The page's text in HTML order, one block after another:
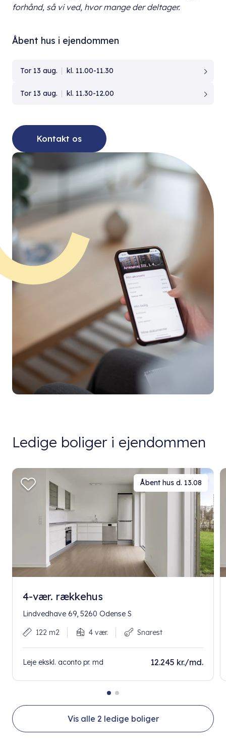
forhånd, så vi ved, hvor mange der deltager.
Åbent hus i ejendommen
Tor 13 aug. kl. 11.00-11.30
Tor 13 aug. kl. 11.30-12.00
Kontakt os
Ledige boliger i ejendommen
Åbent hus d. 13.08
4-vær. rækkehus
Lindvedhave 69, 5260 Odense S
122 m2 4 vær. Snarest
Leje ekskl. aconto pr. md 12.245 kr./md.
Vis alle 2 ledige boliger